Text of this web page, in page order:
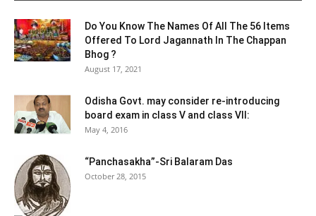
Do You Know The Names Of All The 56 Items
Offered To Lord Jagannath In The Chappan
Bhog ?
August 17, 2021
Odisha Govt. may consider re-introducing
board exam in class V and class VII:
May 4, 2016
“Panchasakha”-Sri Balaram Das
October 28, 2015